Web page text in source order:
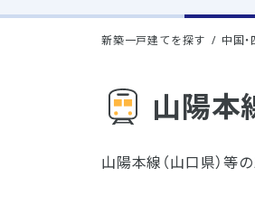
新築一戸建てを探す 中国
山陽本
山陽本線（山口県）等